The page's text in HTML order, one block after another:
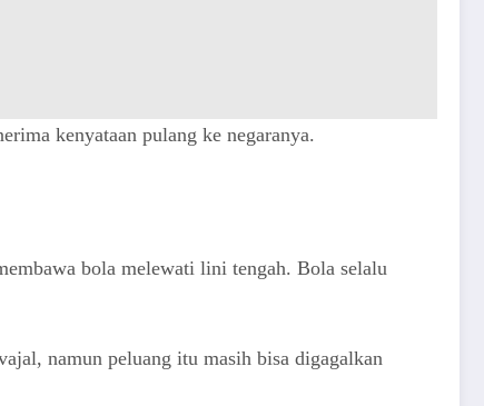
kenyataan pulang ke negaranya.
bola melewati lini tengah. Bola selalu
namun peluang itu masih bisa digagalkan